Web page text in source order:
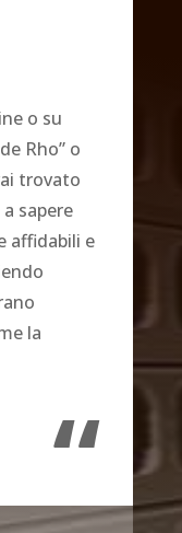
o su
Rho” o
trovato
sapere
affidabili e
la
“